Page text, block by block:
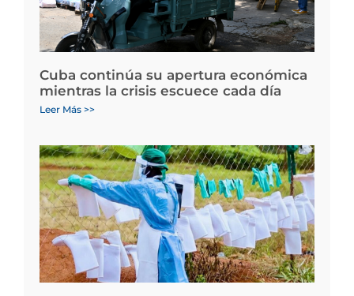
Cuba continúa su apertura económica
mientras la crisis escuece cada día
Leer Más >>